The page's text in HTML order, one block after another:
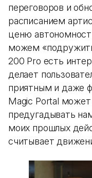
переговоров и
расписанием
ценю
можем
200 Pro есть
делает
приятным и даже
Magic Portal
предугадывать
моих прошлых
считывает